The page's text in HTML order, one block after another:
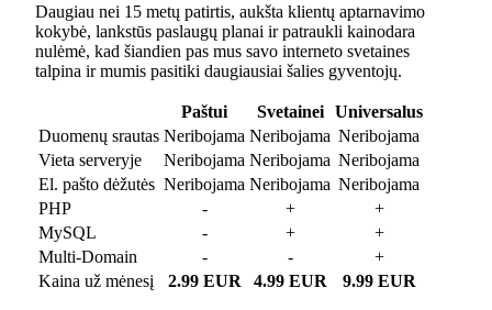
Daugiau nei 15 metų patirtis, aukšta klientų aptarnavimo
kokybė, lankstūs paslaugų planai ir patraukli kainodara
nulėmė, kad šiandien pas mus savo interneto svetaines
talpina ir mumis pasitiki daugiausiai šalies gyventojų.
Paštui Svetainei
Universalus
Duomenų srautas Neribojama Neribojama Neribojama
Vieta serveryje
Neribojama Neribojama Neribojama
El. pašto dėžutės Neribojama Neribojama Neribojama
PHP
- +
+
MySQL
- +
+
Multi-Domain
- -
+
Kaina už mėnesį
2.99 EUR 4.99 EUR 9.99 EUR